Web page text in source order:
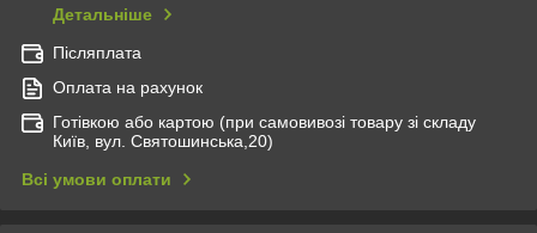
Детальніше
Післяплата
Оплата на рахунок
Готівкою або картою (при самовивозі товару зі складу
Київ, вул. Святошинська,20)
Всі умови оплати